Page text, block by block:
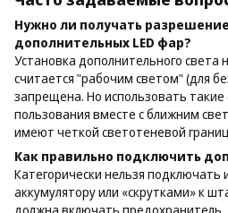
Нужно ли получать
дополнительных LED фар?
Установка дополнительного света
считается "рабочим светом" (для
запрещена. Но использовать
пользования вместе с ближним
имеют четкой светотеневой
Как правильно подключить
Категорически нельзя подключать
аккумулятору или «скрутками» к